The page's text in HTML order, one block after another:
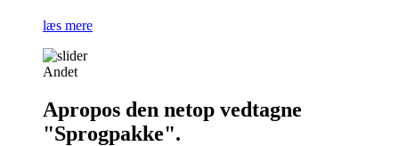
læs mere
Andet
Apropos den netop vedtagne
"Sprogpakke".